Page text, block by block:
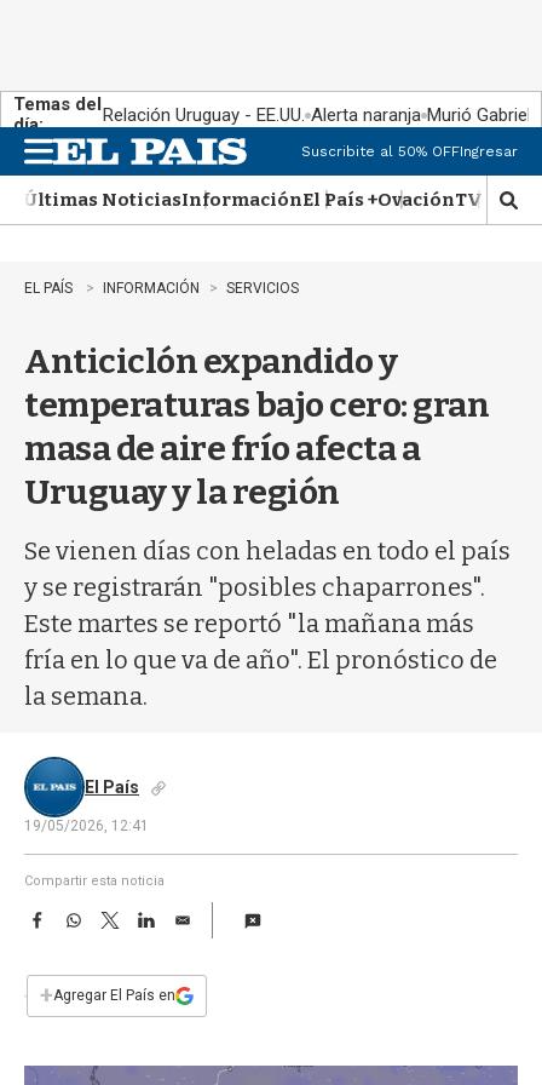
Temas del
día:
Relación Uruguay - EE.UU. Alerta naranja Murió Gabriel
n
u
Suscribite al 50% OFFIngresar
Últimas NoticiasInformaciónEl País +OvaciónTV Show
M
o
a
EL PAÍS INFORMACIÓN SERVICIOS
Anticiclón expandido y
temperaturas bajo cero: gran
masa de aire frío afecta a
Uruguay y la región
Se vienen días con heladas en todo el país
y se registrarán "posibles chaparrones".
Este martes se reportó "la mañana más
fría en lo que va de año". El pronóstico de
la semana.
El País
19/05/2026, 12:41
Compartir esta noticia
F
e
b
W
s
T
w
t
L
E
i
l
+Agregar El País en